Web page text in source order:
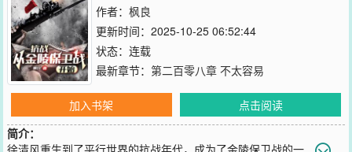
作者： 枫良
更新时间：2025-10-25 06:52:44
状态：连载
最新章节： 第二百零八章 不太容易
加入书架
点击阅读
简介：
徐清风重生到了平行世界的抗战年代，成为了金陵保卫战的一